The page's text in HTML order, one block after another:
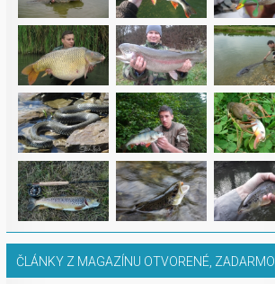
ČLÁNKY Z MAGAZÍNU OTVORENÉ, ZADARMO